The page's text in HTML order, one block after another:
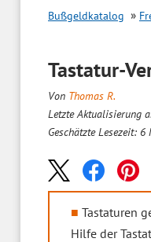
Bußgeldkatalog
Tastatur-
Von Thomas R.
Letzte Aktualisierung
Geschätzte Lesezeit: 6
Tastaturen
Hilfe der